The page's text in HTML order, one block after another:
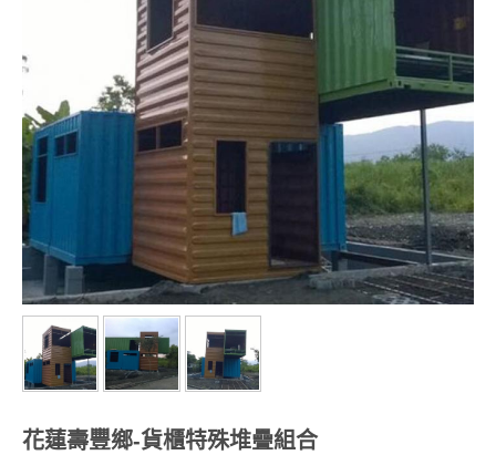
花蓮壽豐鄉-貨櫃特殊堆疊組合